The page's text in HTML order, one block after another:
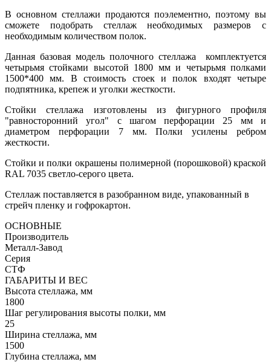
В основном стеллажи продаются поэлементно, поэтому вы
сможете подобрать стеллаж необходимых размеров с
необходимым количеством полок.
Данная базовая модель полочного стеллажа комплектуется
четырьмя стойками высотой 1800 мм и четырьмя полками
1500*400 мм. В стоимость стоек и полок входят четыре
подпятника, крепеж и уголки жесткости.
Стойки стеллажа изготовлены из фигурного профиля
"равносторонний угол" с шагом перфорации 25 мм и
диаметром перфорации 7 мм. Полки усилены ребром
жесткости.
Стойки и полки окрашены полимерной (порошковой) краской
RAL 7035 светло-серого цвета.
Стеллаж поставляется в разобранном виде, упакованный в
стрейч пленку и гофрокартон.
ОСНОВНЫЕ
Производитель
Металл-Завод
Серия
СТФ
ГАБАРИТЫ И ВЕС
Высота стеллажа, мм
1800
Шаг регулирования высоты полки, мм
25
Ширина стеллажа, мм
1500
Глубина стеллажа, мм